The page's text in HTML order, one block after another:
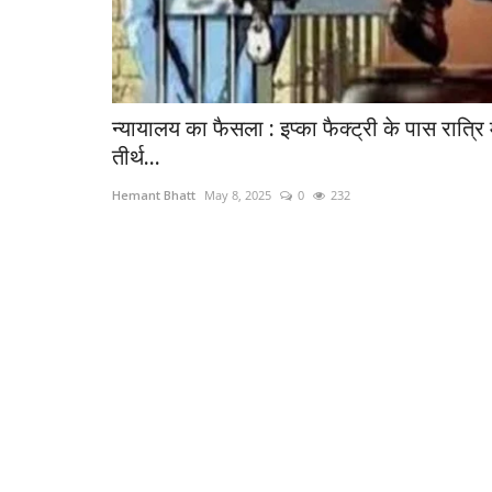
न्यायालय का फैसला : इप्का फैक्ट्री के पास रात्रि
तीर्थ...
Hemant Bhatt May 8, 2025 0 232